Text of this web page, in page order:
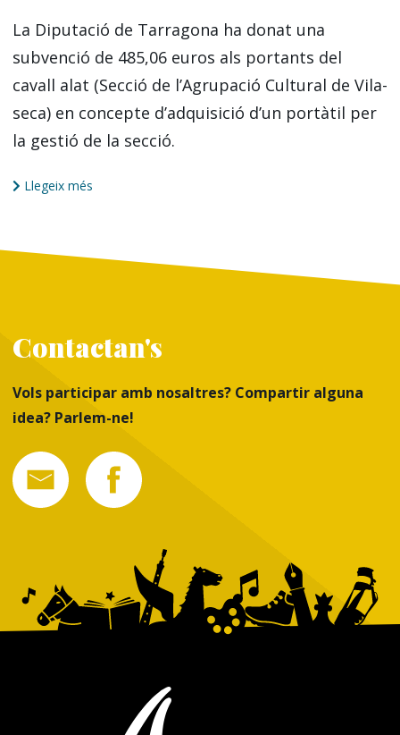
La Diputació de Tarragona ha donat una
subvenció de 485,06 euros als portants del
cavall alat (Secció de l’Agrupació Cultural de Vila-
seca) en concepte d’adquisició d’un portàtil per
la gestió de la secció.
Llegeix més
Contactan's
Vols participar amb nosaltres? Compartir alguna
idea? Parlem-ne!